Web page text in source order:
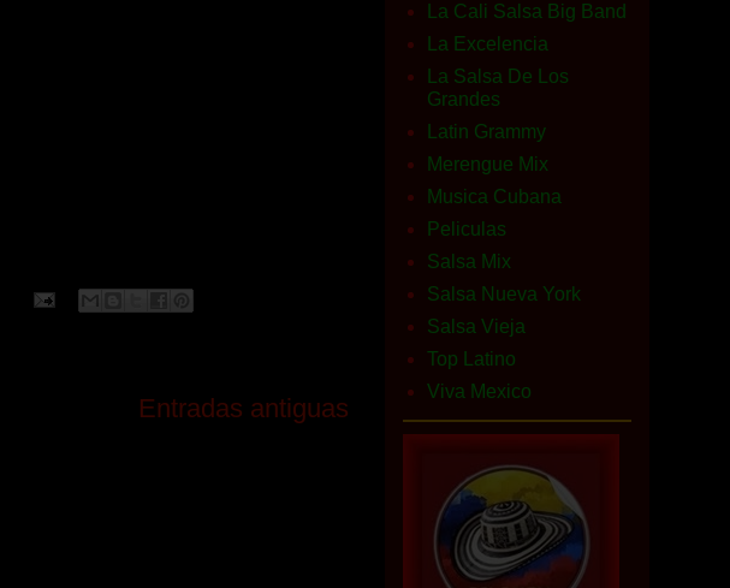
Entradas antiguas
La Cali Salsa Big Band
La Excelencia
La Salsa De Los
Grandes
Latin Grammy
Merengue Mix
Musica Cubana
Peliculas
Salsa Mix
Salsa Nueva York
Salsa Vieja
Top Latino
Viva Mexico